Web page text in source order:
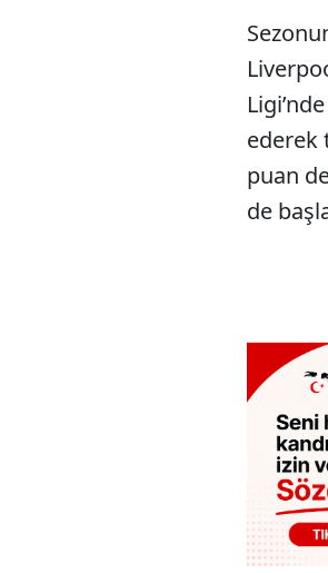
ederek
puan
de